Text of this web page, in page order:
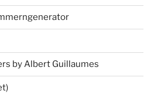
by Albert Guillaumes